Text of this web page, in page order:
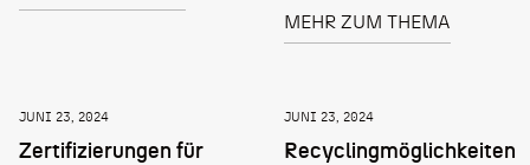
MEHR ZUM THEMA
JUNI 23, 2024
Zertifizierungen für
JUNI 23, 2024
Recyclingmöglichkeiten